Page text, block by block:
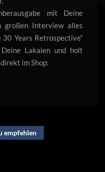
mit Deine
großen Interview alles
Years Retrospective“
Lakaien und holt
im Shop:
empfehlen